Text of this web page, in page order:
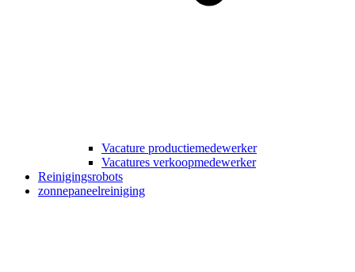
Vacature productiemedewerker
Vacatures verkoopmedewerker
Reinigingsrobots
zonnepaneelreiniging